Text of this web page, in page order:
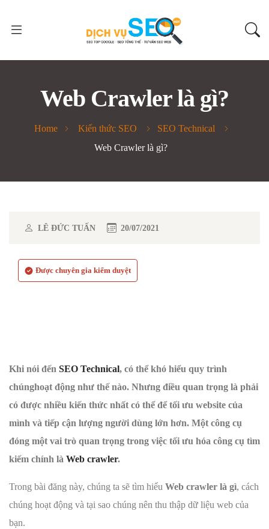
Web Crawler là gì?
Home Kiến thức SEO
SEO Technical
Web Crawler là gì?
LÊ ĐỨC TUẤN 20/07/2021
Được chuyên gia kiểm duyệt
Khi nói đến SEO Technical, có thể khó hiểu quy trình
chúnghoạt động như thế nào. Nhưng điều quan trọng là phải
có được nhiều kiến thức nhất có thể để tối ưu website của
mình và tiếp cận lượng người dùng lớn hơn. Một công cụ
đóng một vai trò quan trọng trong việc tối ưu hóa công cụ tìm
kiếm chính là Web crawler.
Trong bài đăng này, chúng ta sẽ tìm hiểu Web crawler là gì, cách
chúng hoạt động và tại sao chúng nên thu thập dữ liệu web của
bạn.